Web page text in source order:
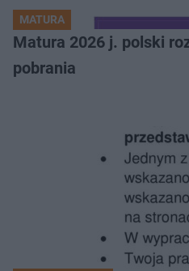
MATURA
Matura 2026 j. polski
pobrania